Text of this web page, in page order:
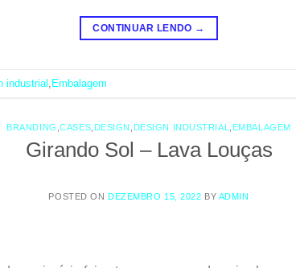
CONTINUAR LENDO →
industrial Embalagem
BRANDING ,CASES, DESIGN , DESIGN INDUSTRIAL, EMBALAGEM
Girando Sol – Lava Louças
POSTED ON DEZEMBRO 15, 2022 BY ADMIN